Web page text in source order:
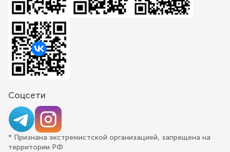
Соцсети
* Признана экстремистской организацией, запрещена на
территории РФ